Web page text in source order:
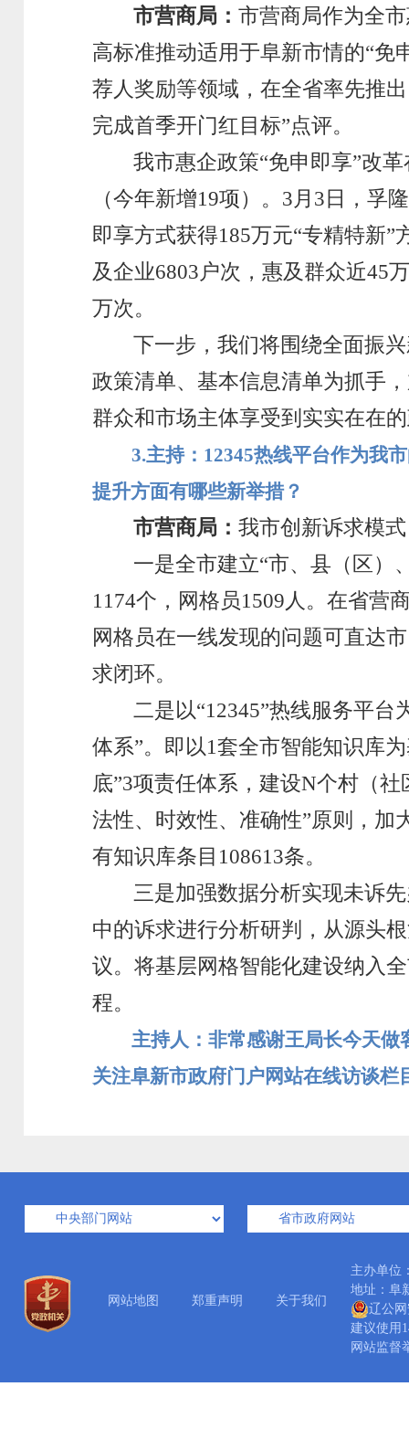
市营商局：市营商局作为全
高标准推动适用于阜新市情的“免
荐人奖励等领域，在全省率先推
完成首季开门红目标”点评。
我市惠企政策“免申即享”改
（今年新增19项）。3月3日，孚
即享方式获得185万元“专精特新
及企业6803户次，惠及群众近45
万次。
下一步，我们将围绕全面振
政策清单、基本信息清单为抓手
群众和市场主体享受到实实在在
3.主持：12345热线平台作为我
提升方面有哪些新举措？
市营商局：我市创新诉求模
一是全市建立“市、县（区）
1174个，网格员1509人。在省营
网格员在一线发现的问题可直达
求闭环。
二是以“12345”热线服务平
体系”。即以1套全市智能知识库
底”3项责任体系，建设N个村（
法性、时效性、准确性”原则，加
有知识库条目108613条。
三是加强数据分析实现未诉
中的诉求进行分析研判，从源头
议。将基层网格智能化建设纳入
程。
主持人：非常感谢王局长今天
关注阜新市政府门户网站在线访谈栏
网站地图 郑重声明 关于我们
主办单位
地址：阜
辽公网
建议使用
网站监督